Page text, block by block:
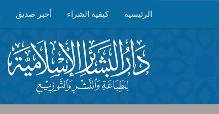
الرئيسية كيفية الشراء أخبر صديق